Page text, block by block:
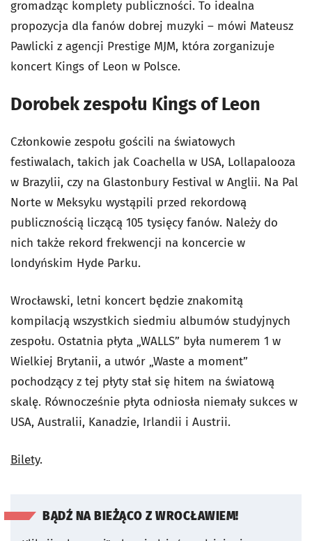
gromadząc komplety publiczności. To idealna
propozycja dla fanów dobrej muzyki – mówi Mateusz
Pawlicki z agencji Prestige MJM, która zorganizuje
koncert Kings of Leon w Polsce.
Dorobek zespołu Kings of Leon
Członkowie zespołu gościli na światowych
festiwalach, takich jak Coachella w USA, Lollapalooza
w Brazylii, czy na Glastonbury Festival w Anglii. Na Pal
Norte w Meksyku wystąpili przed rekordową
publicznością liczącą 105 tysięcy fanów. Należy do
nich także rekord frekwencji na koncercie w
londyńskim Hyde Parku.
Wrocławski, letni koncert będzie znakomitą
kompilacją wszystkich siedmiu albumów studyjnych
zespołu. Ostatnia płyta „WALLS” była numerem 1 w
Wielkiej Brytanii, a utwór „Waste a moment”
pochodzący z tej płyty stał się hitem na światową
skalę. Równocześnie płyta odniosła niemały sukces w
USA, Australii, Kanadzie, Irlandii i Austrii.
Bilety.
BĄDŹ NA BIEŻĄCO Z WROCŁAWIEM!